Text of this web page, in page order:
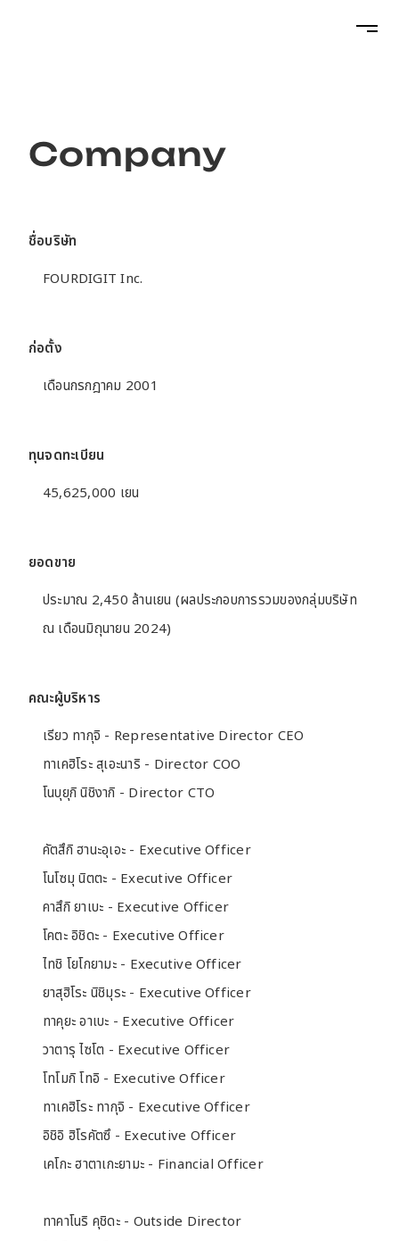
Services
About
Career
Contact
Company
ชื่อบริษัท
FOURDIGIT Inc.
ก่อตั้ง
เดือนกรกฎาคม 2001
ทุนจดทะเบียน
45,625,000 เยน
ยอดขาย
ประมาณ 2,450 ล้านเยน (ผลประกอบการรวมของกลุ่มบริษัท
ณ เดือนมิถุนายน 2024)
คณะผู้บริหาร
เรียว ทากุจิ - Representative Director CEO
ทาเคฮิโระ สุเอะนาริ - Director COO
โนบุยุกิ นิชิงากิ - Director CTO
คัตสึกิ ฮานะอุเอะ - Executive Officer
โนโซมุ นิตตะ - Executive Officer
คาสึกิ ยาเบะ - Executive Officer
โคตะ อิชิดะ - Executive Officer
ไทชิ โยโกยามะ - Executive Officer
ยาสุฮิโระ นิชิมุระ - Executive Officer
ทาคุยะ อาเบะ - Executive Officer
วาตารุ ไซโต - Executive Officer
โทโมกิ โทอิ - Executive Officer
ทาเคฮิโระ ทากุจิ - Executive Officer
อิชิอิ ฮิโรคัตซึ - Executive Officer
เคโกะ ฮาตาเกะยามะ - Financial Officer
ทาคาโนริ คุชิดะ - Outside Director